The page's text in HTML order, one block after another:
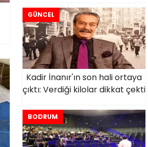
GÜNCEL
Kadir İnanır'ın son hali ortaya
çıktı: Verdiği kilolar dikkat çekti
BODRUM